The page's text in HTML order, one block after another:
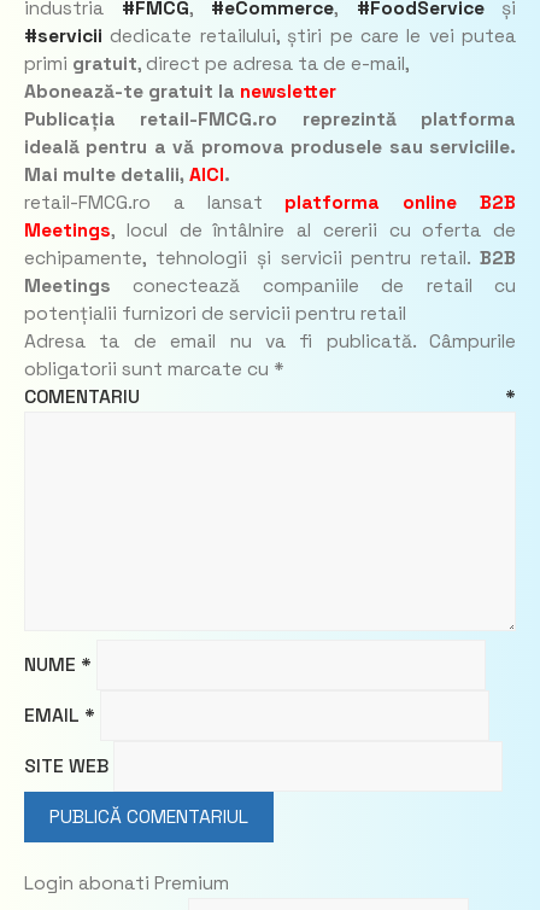
industria #FMCG, #eCommerce, #FoodServiceși
#servicii dedicate retailului, știri pe care le vei putea
primi gratuit, direct pe adresa ta de e-mail,
Abonează-te gratuit la newsletter
Publicația retail-FMCG.ro reprezintă platforma
ideală pentru a vă promova produsele sau serviciile.
Mai multe detalii, AICI.
retail-FMCG.ro a lansat platforma online B2B
Meetings, locul de întâlnire al cererii cu oferta de
echipamente, tehnologii și servicii pentru retail. B2B
Meetings conectează companiile de retail cu
potențialii furnizori de servicii pentru retail
Adresa ta de email nu va fi publicată. Câmpurile
obligatorii sunt marcate cu *
COMENTARIU *
NUME *
EMAIL *
SITE WEB
Login abonati Premium